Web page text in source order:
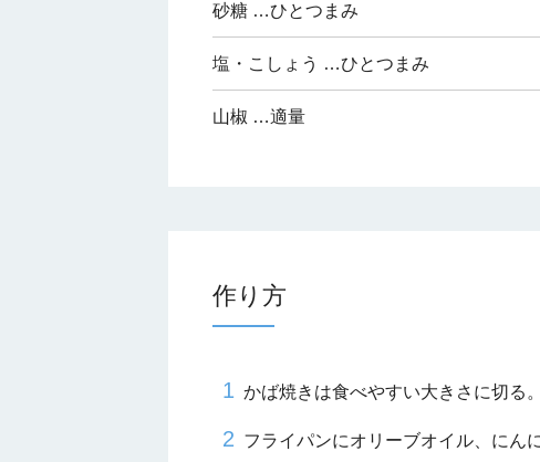
砂糖 …ひとつまみ
塩・こしょう …ひとつまみ
山椒 …適量
作り方
かば焼きは食べやすい大きさに切る。
フライパンにオリーブオイル、にん